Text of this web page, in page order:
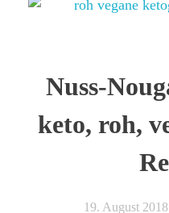
Nuss-
keto, roh,
19. August 2018